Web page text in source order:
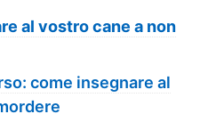
al vostro cane a non
come insegnare al